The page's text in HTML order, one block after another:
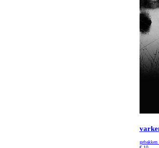
gebakken